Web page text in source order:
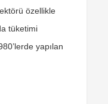
özellikle
tüketimi
yapılan